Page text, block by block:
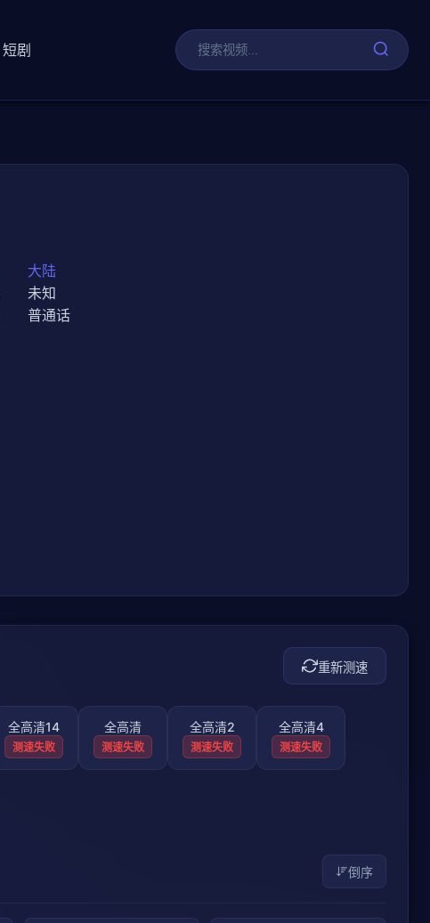
短剧
大陆
未知
普通话
重新测速
全高清14
测速失败
全高清
测速失败
全高清2
测速失败
全高清4
测速失败
倒序